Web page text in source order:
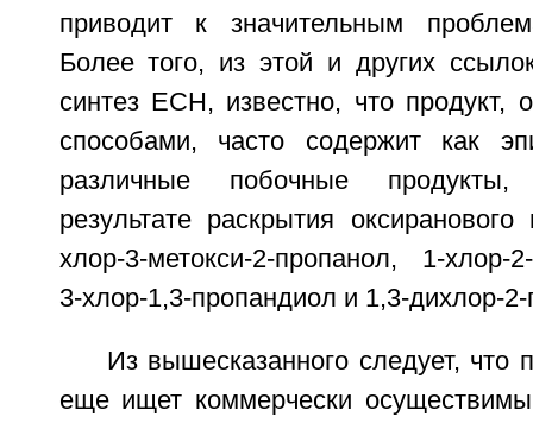
приводит к значительным
Более того, из этой и других
синтез ЕСН, известно, что продукт,
способами, часто содержит как
различные побочные
результате раскрытия
хлор-3-метокси-2-пропанол, 1-хлор-
3-хлор-1,3-пропандиол и 1,3-дихлор-
Из вышесказанного следует, что
еще ищет коммерчески